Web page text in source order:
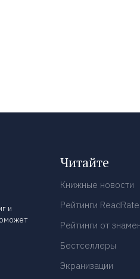
и
Читайте
Книжные новости
Рейтинги ReadRate
Рейтинги от
Бестселлеры
Экранизации